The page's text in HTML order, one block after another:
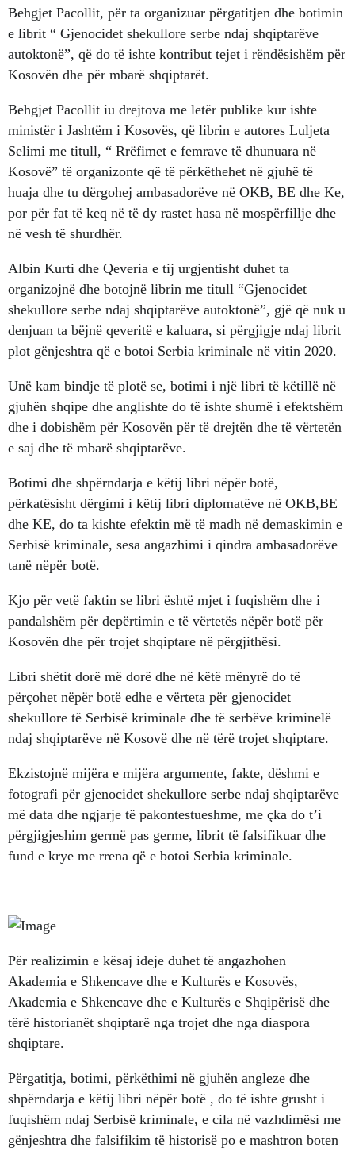
Behgjet Pacollit, për ta organizuar përgatitjen dhe botimin
e librit “ Gjenocidet shekullore serbe ndaj shqiptarëve
autoktonë”, që do të ishte kontribut tejet i rëndësishëm për
Kosovën dhe për mbarë shqiptarët.
Behgjet Pacollit iu drejtova me letër publike kur ishte
ministër i Jashtëm i Kosovës, që librin e autores Luljeta
Selimi me titull, “ Rrëfimet e femrave të dhunuara në
Kosovë” të organizonte që të përkëthehet në gjuhë të
huaja dhe tu dërgohej ambasadorëve në OKB, BE dhe Ke,
por për fat të keq në të dy rastet hasa në mospërfillje dhe
në vesh të shurdhër.
Albin Kurti dhe Qeveria e tij urgjentisht duhet ta
organizojnë dhe botojnë librin me titull “Gjenocidet
shekullore serbe ndaj shqiptarëve autoktonë”, gjë që nuk u
denjuan ta bëjnë qeveritë e kaluara, si përgjigje ndaj librit
plot gënjeshtra që e botoi Serbia kriminale në vitin 2020.
Unë kam bindje të plotë se, botimi i një libri të këtillë në
gjuhën shqipe dhe anglishte do të ishte shumë i efektshëm
dhe i dobishëm për Kosovën për të drejtën dhe të vërtetën
e saj dhe të mbarë shqiptarëve.
Botimi dhe shpërndarja e këtij libri nëpër botë,
përkatësisht dërgimi i këtij libri diplomatëve në OKB,BE
dhe KE, do ta kishte efektin më të madh në demaskimin e
Serbisë kriminale, sesa angazhimi i qindra ambasadorëve
tanë nëpër botë.
Kjo për vetë faktin se libri është mjet i fuqishëm dhe i
pandalshëm për depërtimin e të vërtetës nëpër botë për
Kosovën dhe për trojet shqiptare në përgjithësi.
Libri shëtit dorë më dorë dhe në këtë mënyrë do të
përçohet nëpër botë edhe e vërteta për gjenocidet
shekullore të Serbisë kriminale dhe të serbëve kriminelë
ndaj shqiptarëve në Kosovë dhe në tërë trojet shqiptare.
Ekzistojnë mijëra e mijëra argumente, fakte, dëshmi e
fotografi për gjenocidet shekullore serbe ndaj shqiptarëve
më data dhe ngjarje të pakontestueshme, me çka do t’i
përgjigjeshim germë pas germe, librit të falsifikuar dhe
fund e krye me rrena që e botoi Serbia kriminale.
Për realizimin e kësaj ideje duhet të angazhohen
Akademia e Shkencave dhe e Kulturës e Kosovës,
Akademia e Shkencave dhe e Kulturës e Shqipërisë dhe
tërë historianët shqiptarë nga trojet dhe nga diaspora
shqiptare.
Përgatitja, botimi, përkëthimi në gjuhën angleze dhe
shpërndarja e këtij libri nëpër botë , do të ishte grusht i
fuqishëm ndaj Serbisë kriminale, e cila në vazhdimësi me
gënjeshtra dhe falsifikim të historisë po e mashtron boten